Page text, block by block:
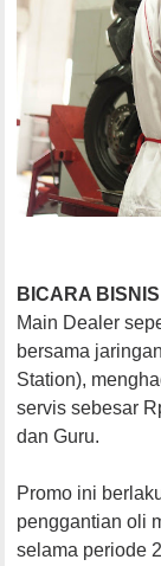
BICARA
Main Dealer
bersama
Station),
servis sebesar
dan Guru.
Promo ini
penggantian oli
selama periode